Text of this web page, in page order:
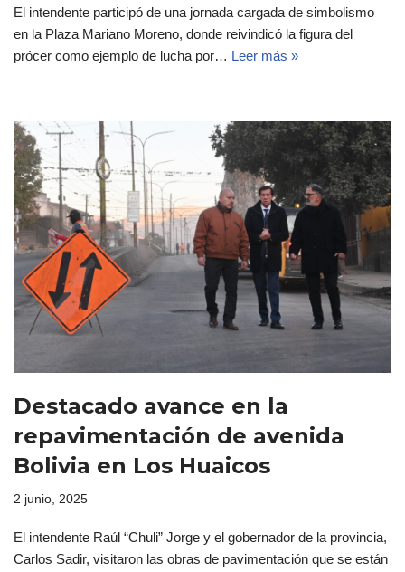
El intendente participó de una jornada cargada de simbolismo
en la Plaza Mariano Moreno, donde reivindicó la figura del
prócer como ejemplo de lucha por… Leer más »
Destacado avance en la
repavimentación de avenida
Bolivia en Los Huaicos
2 junio, 2025
El intendente Raúl “Chuli” Jorge y el gobernador de la provincia,
Carlos Sadir, visitaron las obras de pavimentación que se están